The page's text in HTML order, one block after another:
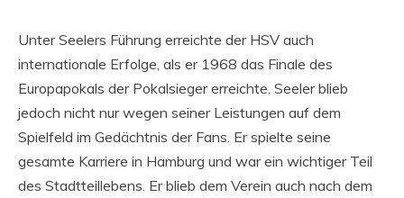
Unter Seelers Führung erreichte der HSV auch
internationale Erfolge, als er 1968 das Finale des
Europapokals der Pokalsieger erreichte. Seeler blieb
jedoch nicht nur wegen seiner Leistungen auf dem
Spielfeld im Gedächtnis der Fans. Er spielte seine
gesamte Karriere in Hamburg und war ein wichtiger Teil
des Stadtteillebens. Er blieb dem Verein auch nach dem